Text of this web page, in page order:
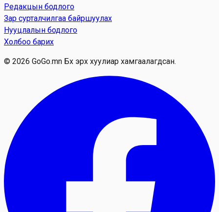
Редакцын бодлого
Зар сурталчилгаа байршуулах
Нууцлалын бодлого
Холбоо барих
© 2026 GoGo.mn Бүх эрх хуулиар хамгаалагдсан.